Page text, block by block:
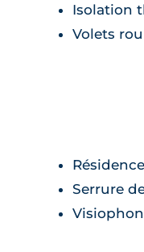
Isolation
Volets
Serrure